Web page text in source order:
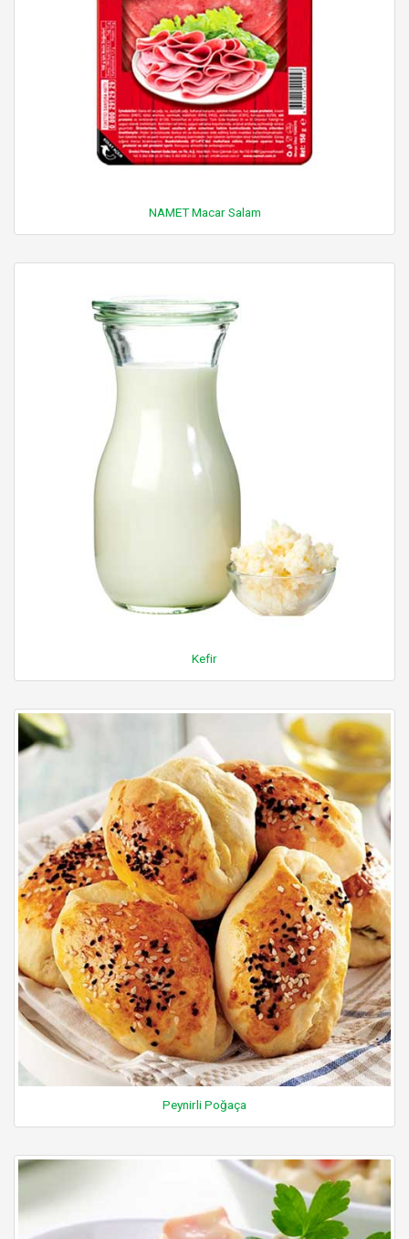
NAMET Macar Salam
Kefir
Peynirli Poğaça